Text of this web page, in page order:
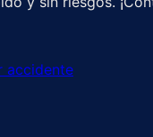
accidente